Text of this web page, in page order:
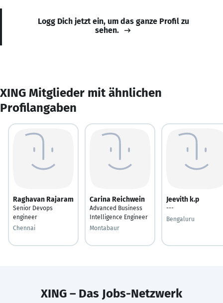
Logg Dich jetzt ein, um das ganze Profil zu
sehen.
XING Mitglieder mit ähnlichen
Profilangaben
Raghavan Rajaram
Senior Devops
engineer
Chennai
Carina Reichwein
Advanced Business
Intelligence Engineer
Montabaur
Jeevith k.p
---
Bengaluru
XING – Das Jobs-Netzwerk